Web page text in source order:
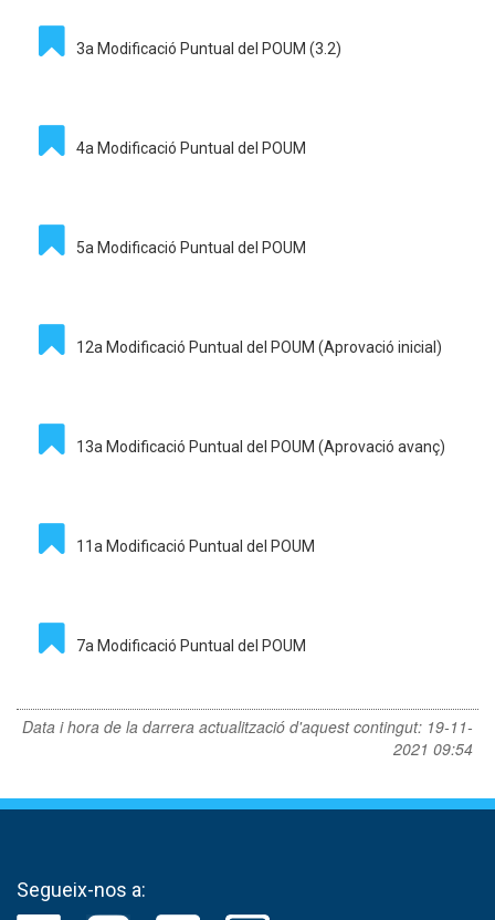
3a Modificació Puntual del POUM (3.2)
4a Modificació Puntual del POUM
5a Modificació Puntual del POUM
12a Modificació Puntual del POUM (Aprovació inicial)
13a Modificació Puntual del POUM (Aprovació avanç)
11a Modificació Puntual del POUM
7a Modificació Puntual del POUM
Data i hora de la darrera actualització d'aquest contingut: 19-11-
2021 09:54
Segueix-nos a: